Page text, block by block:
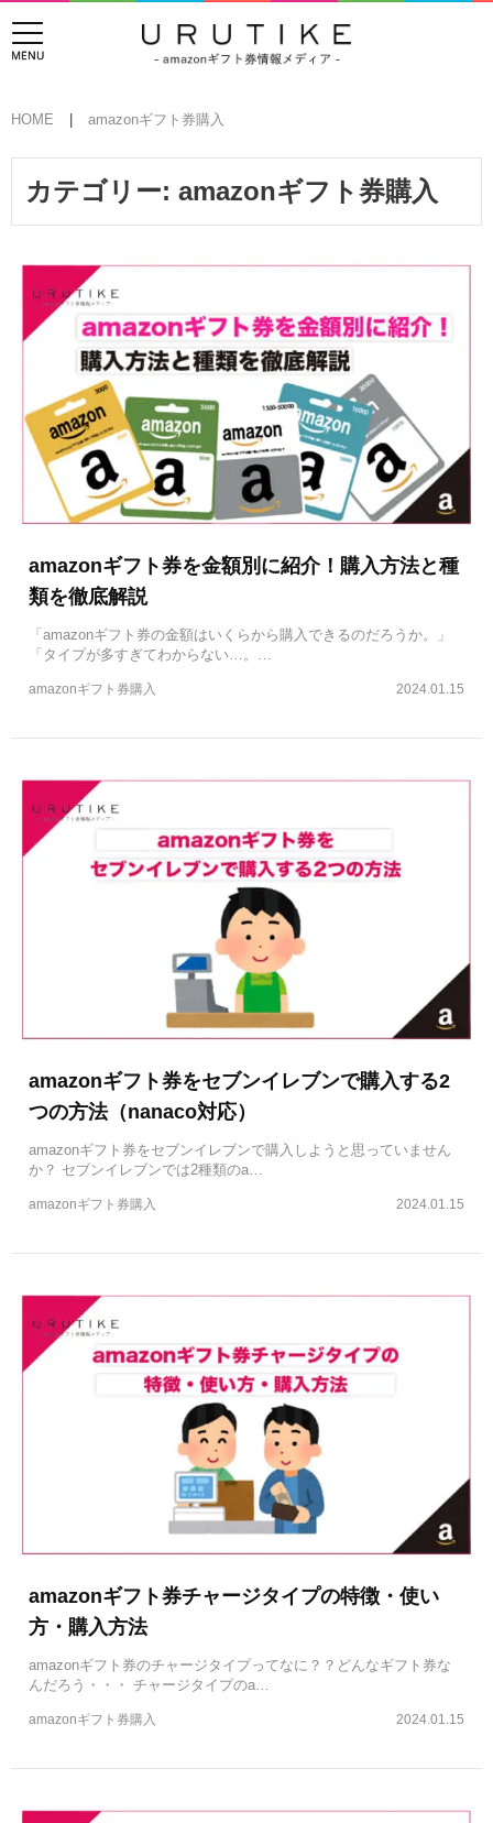
HOME amazonギフト券購入
カテゴリー: amazonギフト券購入
amazonギフト券を金額別に紹介！購入方法と種
類を徹底解説
「amazonギフト券の金額はいくらから購入できるのだろうか。」
「タイプが多すぎてわからない…。…
2024.01.15
amazonギフト券購入
amazonギフト券をセブンイレブンで購入する2
つの方法（nanaco対応）
amazonギフト券をセブンイレブンで購入しようと思っていません
か？ セブンイレブンでは2種類のa…
2024.01.15
amazonギフト券購入
amazonギフト券チャージタイプの特徴・使い
方・購入方法
amazonギフト券のチャージタイプってなに？？どんなギフト券な
んだろう・・・ チャージタイプのa…
2024.01.15
amazonギフト券購入